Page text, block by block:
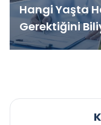
Hangi Yaşta
Gerektiğini